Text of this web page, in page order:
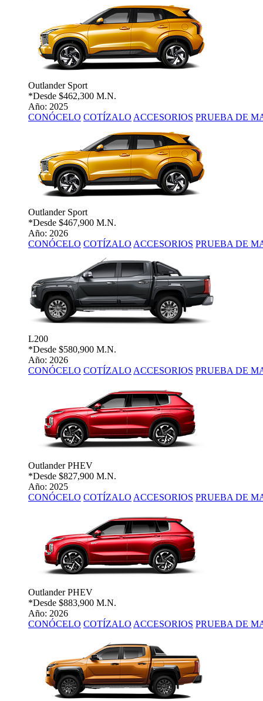
Outlander Sport
*Desde $462,300 M.N.
Año: 2025
CONÓCELO COTÍZALO ACCESORIOS PRUEBA DE
Outlander Sport
*Desde $467,900 M.N.
Año: 2026
CONÓCELO COTÍZALO ACCESORIOS PRUEBA DE
L200
*Desde $580,900 M.N.
Año: 2026
CONÓCELO COTÍZALO ACCESORIOS PRUEBA DE
Outlander PHEV
*Desde $827,900 M.N.
Año: 2025
CONÓCELO COTÍZALO ACCESORIOS PRUEBA DE
Outlander PHEV
*Desde $883,900 M.N.
Año: 2026
CONÓCELO COTÍZALO ACCESORIOS PRUEBA DE